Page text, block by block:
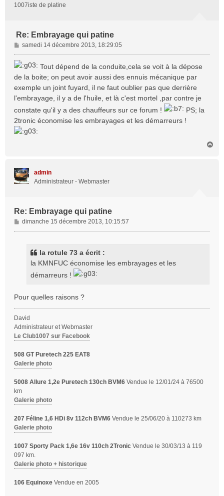
1007iste de platine
Re: Embrayage qui patine
M
e
s
a
g
e
samedi 14 décembre 2013, 18:29:05
Tout dépend de la conduite,cela se voit à la dépose
de la boite; on peut avoir aussi des ennuis mécanique par
exemple un joint fuyard, il ne faut oublier pas que derrière
l'embrayage, il y a de l'huile, et là c'est mortel ,par contre je
constate qu'il y a des chauffeurs sur ce forum !
PS; la
2tronic économise les embrayages et les démarreurs !
admin
Administrateur - Webmaster
Re: Embrayage qui patine
M
e
dimanche 15 décembre 2013, 10:15:57
la rotule 73 a écrit :
la KMNFUC économise les embrayages et les
démarreurs !
Pour quelles raisons ?
David
Administrateur et Webmaster
Le Club1007 sur Facebook
508 GT Puretech 225 EAT8
Galerie photo
5008 Allure 1,2e Puretech 130ch BVM6 Vendue le 12/01/24 à 76500
km
Galerie photo
207 Féline 1,6 HDi 8v 112ch BVM6 Vendue le 25/06/20 à 110273 km
Galerie photo
1007 Sporty Pack 1,6e 16v 110ch 2Tronic Vendue le 30/03/13 à 119
097 km.
Galerie photo + historique
106 Equinoxe Vendue en 2005